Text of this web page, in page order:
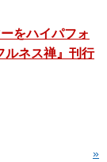
をハイパフォ
ルネス禅』刊行
»